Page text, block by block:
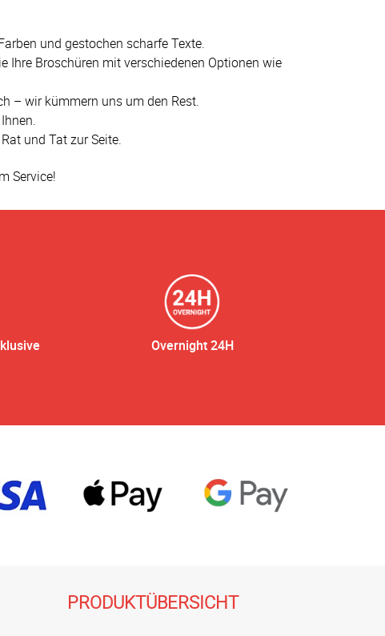
und gestochen scharfe Texte.
Ihre Broschüren mit verschiedenen Optionen wie
– wir kümmern uns um den Rest.
und Tat zur Seite.
Service!
Overnight 24H
PRODUKTÜBERSICHT